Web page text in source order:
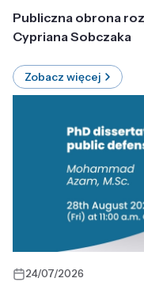
Publiczna obrona
Cypriana Sobczaka
Zobacz więcej
24/07/2026